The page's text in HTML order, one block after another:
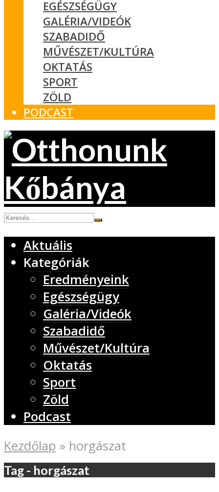
EGÉSZSÉGÜGY
GALÉRIA/VIDEÓK
SZABADIDŐ
MŰVÉSZET/KULTÚRA
OKTATÁS
SPORT
ZÖLD
PODCAST
Aktuális
Kategóriák
Eredményeink
Egészségügy
Galéria/Videók
Szabadidő
Művészet/Kultúra
Oktatás
Sport
Zöld
Podcast
Kezdőlap » horgászat
Tag - horgászat